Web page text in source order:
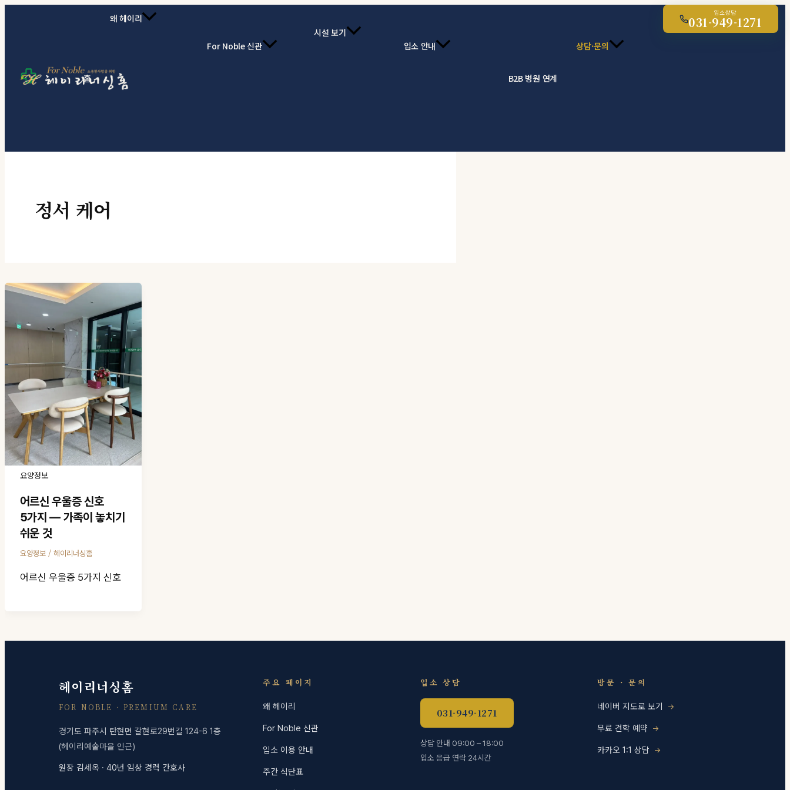
입소상담
031-949-1271
홈
왜 헤이리
For Noble 신관
시설 보기
입소 안내
B2B 병원 연계
상담·문의
정서 케어
요양정보
어르신 우울증 신호
5가지 — 가족이 놓치기
쉬운 것
요양정보/ 헤이리너싱홈
어르신 우울증 5가지 신호
헤이리너싱홈
FOR NOBLE · PREMIUM CARE
경기도 파주시 탄현면 갈현로29번길 124-6 1층
(헤이리예술마을 인근)
원장 김세옥 · 40년 임상 경력 간호사
주요 페이지
왜 헤이리
For Noble 신관
입소 이용 안내
주간 식단표
입소 상담
031-949-1271
상담 안내 09:00 – 18:00
입소 응급 연락 24시간
방문 · 문의
네이버 지도로 보기
무료 견학 예약
카카오 1:1 상담